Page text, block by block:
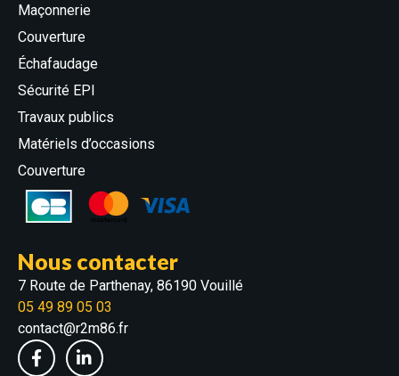
Maçonnerie
Couverture
Échafaudage
Sécurité EPI
Travaux publics
Matériels d’occasions
Couverture
Nous contacter
7 Route de Parthenay, 86190 Vouillé
05 49 89 05 03
contact@r2m86.fr